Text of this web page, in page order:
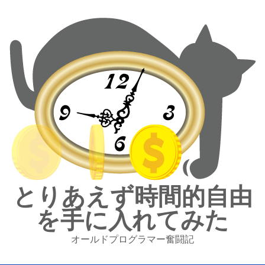
とりあえず時間的自由
を手に入れてみた
オールドプログラマー奮闘記